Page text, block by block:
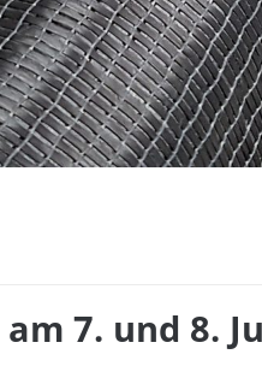
7. und 8.